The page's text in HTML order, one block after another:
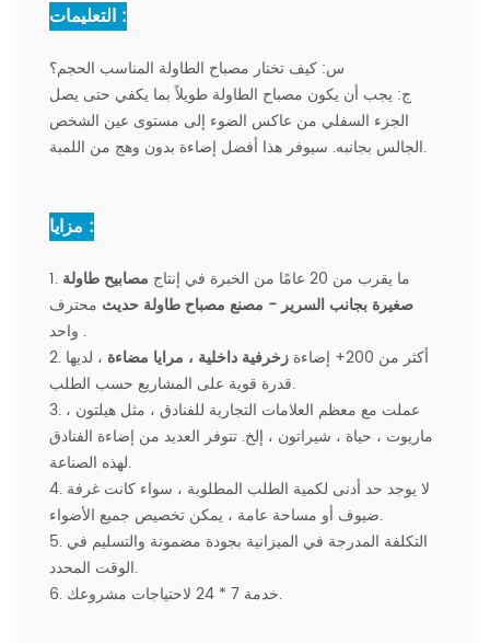
التعليمات :
س: كيف تختار مصباح الطاولة المناسب الحجم؟
ج: يجب أن يكون مصباح الطاولة طويلاً بما يكفي حتى يصل
الجزء السفلي من عاكس الضوء إلى مستوى عين الشخص
الجالس بجانبه. سيوفر هذا أفضل إضاءة بدون وهج من اللمبة.
مزايا :
1. ما يقرب من 20 عامًا من الخبرة في إنتاج
مصابيح طاولة
صغيرة بجانب السرير - مصنع مصباح طاولة حديث محترف
واحد .
2. أكثر من 200+ إضاءة
زخرفية داخلية ، مرايا مضاءة ، لديها
قدرة قوية على المشاريع حسب الطلب.
3. عملت مع معظم العلامات التجارية للفنادق ، مثل هيلتون ،
ماريوت ، حياة ، شيراتون ، إلخ. تتوفر العديد من إضاءة الفنادق
لهذه الصناعة.
4. لا يوجد حد أدنى لكمية الطلب المطلوبة ، سواء كانت غرفة
ضيوف أو مساحة عامة ، يمكن تخصيص جميع الأضواء.
5. التكلفة المدرجة في الميزانية بجودة مضمونة والتسليم في
الوقت المحدد.
6. خدمة 7 * 24 لاحتياجات مشروعك.